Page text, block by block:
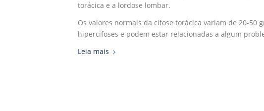
torácica e a lordose lombar.
Os valores normais da cifose torácica variam de 20-50
hipercifoses e podem estar relacionadas a algum
Leia mais